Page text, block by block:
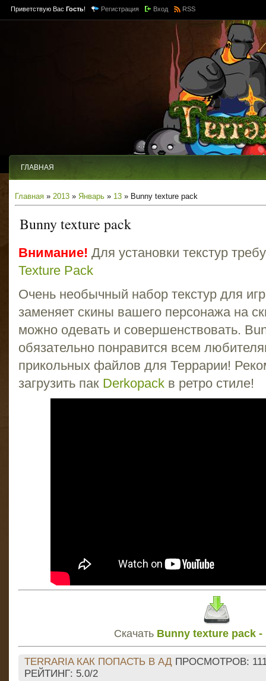
Приветствую Вас Гость! Регистрация Вход RSS
ГЛАВНАЯ
Главная » 2013 » Январь » 13 » Bunny texture pack
Bunny texture pack
Внимание! Для установки текстур
Texture Pack
Очень необычный набор текстур для
заменяет скины вашего персонажа на
можно одевать и совершенствовать.
обязательно понравится всем
прикольных файлов для Террарии!
загрузить пак Derkopack в ретро стиле!
Скачать Bunny texture pack -
TERRARIA КАК ПОПАСТЬ В АД ПРОСМОТРОВ:
РЕЙТИНГ: 5.0/2